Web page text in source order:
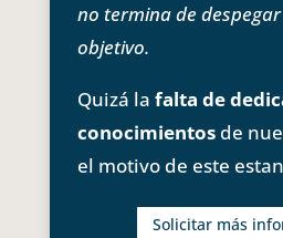
no termina de
objetivo.
Quizá la falta de
conocimientosde
el motivo de este
Solicitar más